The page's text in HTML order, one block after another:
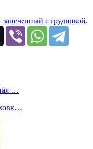
запеченный с грудинкой.
…